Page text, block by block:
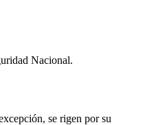
Nacional.
se rigen por su